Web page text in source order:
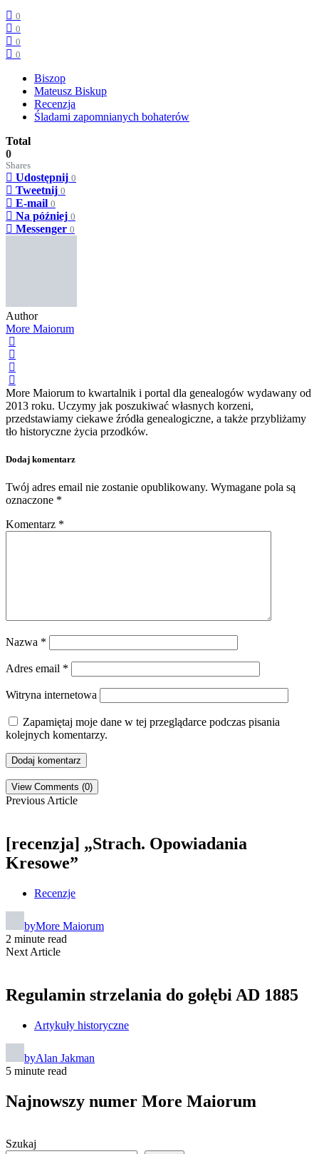
0
0
0
0
Biszop
Mateusz Biskup
Recenzja
Śladami zapomnianych bohaterów
Total
0
Shares
Udostępnij 0
Tweetnij 0
E-mail 0
Na później 0
Messenger 0
Author
More Maiorum
More Maiorum to kwartalnik i portal dla genealogów wydawany od
2013 roku. Uczymy jak poszukiwać własnych korzeni,
przedstawiamy ciekawe źródła genealogiczne, a także przybliżamy
tło historyczne życia przodków.
Dodaj komentarz
Twój adres email nie zostanie opublikowany. Wymagane pola są
oznaczone *
Komentarz *
Nazwa *
Adres email *
Witryna internetowa
Zapamiętaj moje dane w tej przeglądarce podczas pisania
kolejnych komentarzy.
View Comments (0)
Previous Article
[recenzja] „Strach. Opowiadania
Kresowe”
Recenzje
byMore Maiorum
2 minute read
Next Article
Regulamin strzelania do gołębi AD 1885
Artykuły historyczne
byAlan Jakman
5 minute read
Najnowszy numer More Maiorum
Szukaj